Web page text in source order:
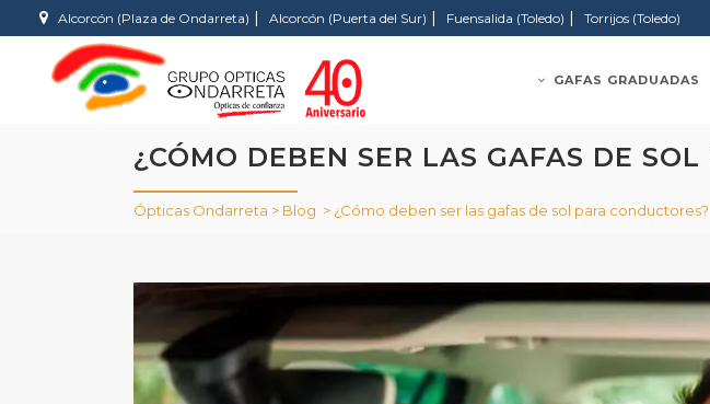
Alcorcón (Plaza de Ondarreta) | Alcorcón (Puerta del Sur) | Fuensalida (Toledo) | Torrijos (Toledo)
GAFAS GRADUADAS
¿CÓMO DEBEN SER LAS GAFAS DE
Ópticas Ondarreta > Blog > ¿Cómo deben ser las gafas de sol para conductores?